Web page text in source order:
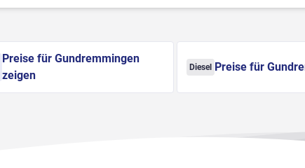
Preise für Gundremmingen
zeigen
Diesel Preise für